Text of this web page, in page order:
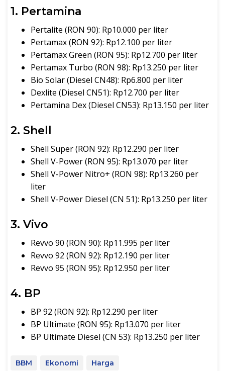
1. Pertamina
Pertalite (RON 90): Rp10.000 per liter
Pertamax (RON 92): Rp12.100 per liter
Pertamax Green (RON 95): Rp12.700 per liter
Pertamax Turbo (RON 98): Rp13.250 per liter
Bio Solar (Diesel CN48): Rp6.800 per liter
Dexlite (Diesel CN51): Rp12.700 per liter
Pertamina Dex (Diesel CN53): Rp13.150 per liter
2. Shell
Shell Super (RON 92): Rp12.290 per liter
Shell V-Power (RON 95): Rp13.070 per liter
Shell V-Power Nitro+ (RON 98): Rp13.260 per
liter
Shell V-Power Diesel (CN 51): Rp13.250 per liter
3. Vivo
Revvo 90 (RON 90): Rp11.995 per liter
Revvo 92 (RON 92): Rp12.190 per liter
Revvo 95 (RON 95): Rp12.950 per liter
4. BP
BP 92 (RON 92): Rp12.290 per liter
BP Ultimate (RON 95): Rp13.070 per liter
BP Ultimate Diesel (CN 53): Rp13.250 per liter
BBM Ekonomi Harga